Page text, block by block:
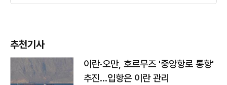
추천기사
이란·오만, 호르무즈 '중앙항로 통항'
추진…입항은 이란 관리